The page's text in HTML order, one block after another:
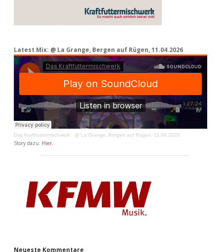
Latest Mix: @ La Grange, Bergen auf Rügen, 11.04.2026
Das Kraftfuttermischwerk · @ La Grange, Bergen auf Rügen, 11.04.2026
Story dazu: Hier.
Neueste Kommentare